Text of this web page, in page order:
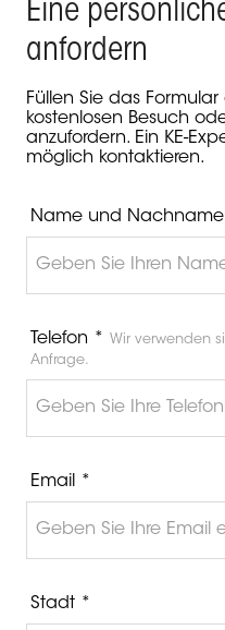
Eine
anfordern
Füllen Sie das
kostenlosen Besuch
anzufordern. Ein KE-
möglich kontaktieren.
Name und
Telefon *
Wir verwenden
Anfrage.
Email *
Stadt *